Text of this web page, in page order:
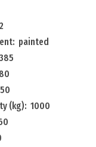
painted
(kg): 1000